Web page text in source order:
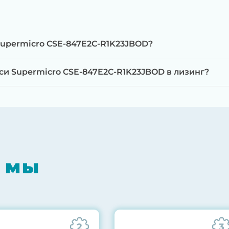
на специализированном оборудовании с
нагрузкой в течение 72 часов для проверки
CSE-847E2C-R1K23JBOD?
CSE-847E2C-R1K23JBOD в лизинг?
мы
2 3